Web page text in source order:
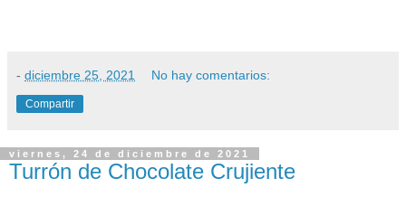
- diciembre 25, 2021 No hay comentarios:
Compartir
viernes, 24 de diciembre de 2021
Turrón de Chocolate Crujiente